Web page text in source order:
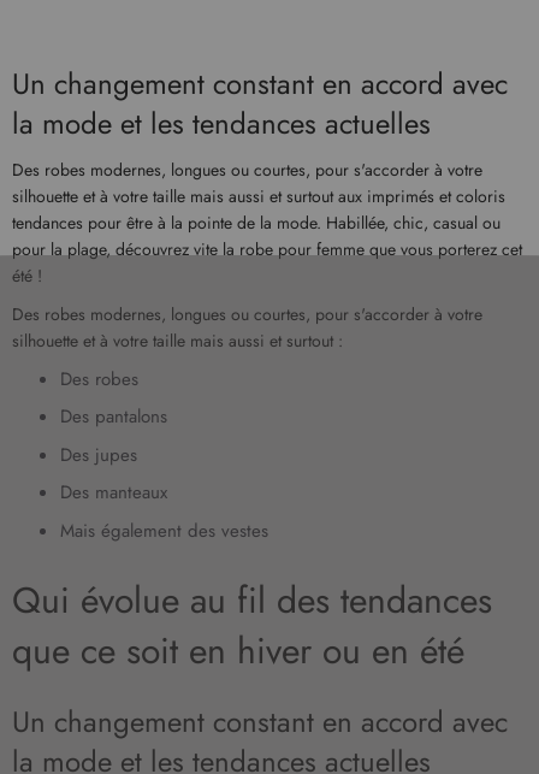
Un changement constant en accord avec
la mode et les tendances actuelles
Des robes modernes, longues ou courtes, pour s'accorder à votre
silhouette et à votre taille mais aussi et surtout aux imprimés et coloris
tendances pour être à la pointe de la mode. Habillée, chic, casual ou
pour la plage, découvrez vite la robe pour femme que vous porterez cet
été !
Des robes modernes, longues ou courtes, pour s'accorder à votre
silhouette et à votre taille mais aussi et surtout :
Des robes
Des pantalons
Des jupes
Des manteaux
Mais également des vestes
Qui évolue au fil des tendances
que ce soit en hiver ou en été
Un changement constant en accord avec
la mode et les tendances actuelles